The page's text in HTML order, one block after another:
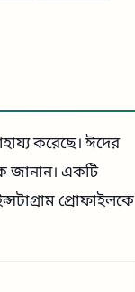
করেছে। ঈদের
জানান। একটি
প্রোফাইলকে